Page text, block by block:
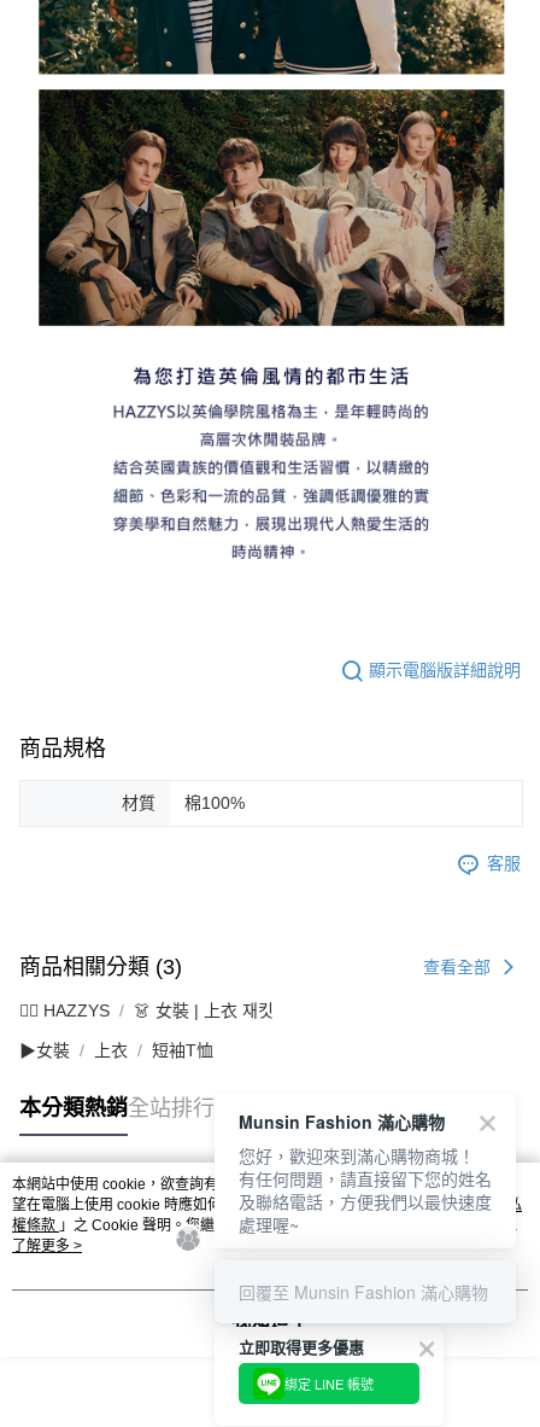
顯示電腦版詳細說明
商品規格
材質 棉100%
客服
商品相關分類 (3) 查看全部
🐕‍🦺 HAZZYS 👗 女裝 | 上衣 재킷
▶女裝 上衣 短袖T恤
本分類熱銷全站排行
熱門標籤
本網站中使用 cookie，欲查詢有關本網站使用 cookie 方式之詳情，及若您不希
望在電腦上使用 cookie 時應如何變更電腦的 cookie 設定，請參閱本網站「
隱私
權條款 」之 Cookie 聲明。您繼續使用本網站即表示您同意本公司得按本網站使
用條款之 Cookie 聲明使用 cookie。
了解更多 >
我知道了
立即取得更多優惠
綁定 LINE 帳號
Munsin Fashion 滿心購物
您好，歡迎來到滿心購物商城！
有任何問題，請直接留下您的姓名
及聯絡電話，方便我們以最快速度
處理喔~
回覆至 Munsin Fashion 滿心購物